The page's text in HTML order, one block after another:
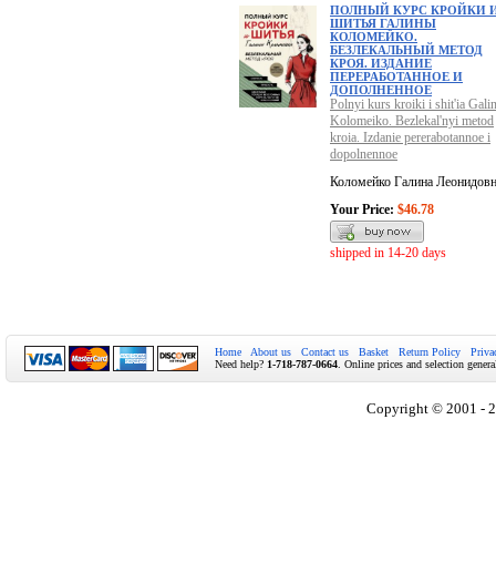
ПОЛНЫЙ КУРС КРОЙКИ
ШИТЬЯ ГАЛИНЫ
КОЛОМЕЙКО.
БЕЗЛЕКАЛЬНЫЙ МЕТОД
КРОЯ. ИЗДАНИЕ
ПЕРЕРАБОТАННОЕ И
ДОПОЛНЕННОЕ
Polnyi kurs kroiki i shit'ia
Kolomeiko. Bezlekal'nyi metod
kroia. Izdanie pererabotannoe i
dopolnennoe
Коломейко Галина
Your Price: $46.78
shipped in 14-20 days
Home About us Contact us Basket Return Policy
Need help? 1-718-787-0664 . Online prices and selection
Copyright © 2001 -